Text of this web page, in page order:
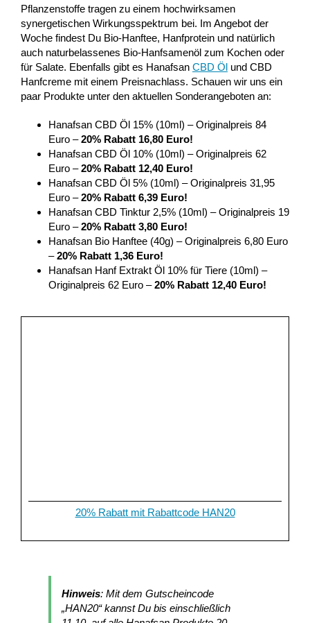
Pflanzenstoffe tragen zu einem hochwirksamen
synergetischen Wirkungsspektrum bei. Im Angebot der
Woche findest Du Bio-Hanftee, Hanfprotein und natürlich
auch naturbelassenes Bio-Hanfsamenöl zum Kochen oder
für Salate. Ebenfalls gibt es Hanafsan CBD Ölund CBD
Hanfcreme mit einem Preisnachlass. Schauen wir uns ein
paar Produkte unter den aktuellen Sonderangeboten an:
Hanafsan CBD Öl 15% (10ml) – Originalpreis 84
Euro –20% Rabatt 16,80 Euro!
Hanafsan CBD Öl 10% (10ml) – Originalpreis 62
Euro –20% Rabatt 12,40 Euro!
Hanafsan CBD Öl 5% (10ml) – Originalpreis 31,95
Euro –20% Rabatt 6,39 Euro!
Hanafsan CBD Tinktur 2,5% (10ml) – Originalpreis 19
Euro –20% Rabatt 3,80 Euro!
Hanafsan Bio Hanftee (40g) – Originalpreis 6,80 Euro
–20% Rabatt 1,36 Euro!
Hanafsan Hanf Extrakt Öl 10% für Tiere (10ml) –
Originalpreis 62 Euro –20% Rabatt 12,40 Euro!
20% Rabatt mit Rabattcode HAN20
Hinweis: Mit dem Gutscheincode
„HAN20“ kannst Du bis einschließlich